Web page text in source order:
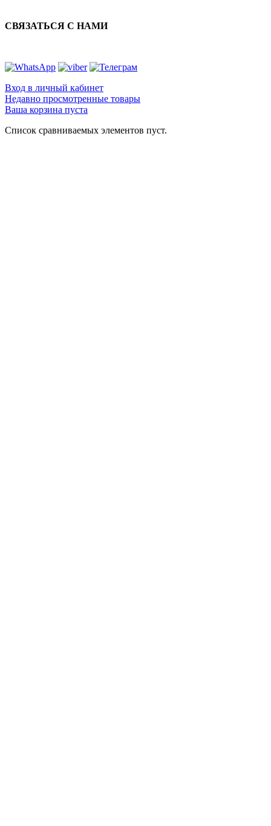
СВЯЗАТЬСЯ С НАМИ
Вход в личный кабинет
Недавно просмотренные товары
Ваша корзина пуста
Список сравниваемых элементов пуст.